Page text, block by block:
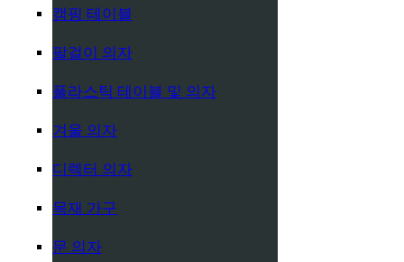
캠핑 테이블
팔걸이 의자
플라스틱 테이블 및 의자
겨울 의자
디렉터 의자
목재 가구
문 의자